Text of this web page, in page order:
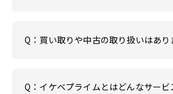
Q：買い取りや中古の取り扱いはあり
Q：イケベプライムとはどんなサービ